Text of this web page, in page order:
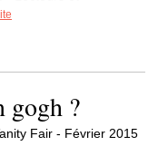
gogh ?
Fair - Février 2015